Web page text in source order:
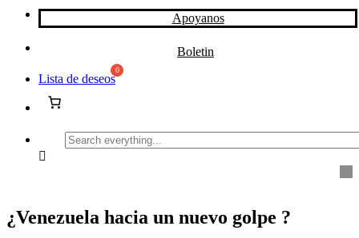
Apoyanos
Boletin
Lista de deseos
Search
everything...
¿Venezuela hacia un nuevo golpe ?